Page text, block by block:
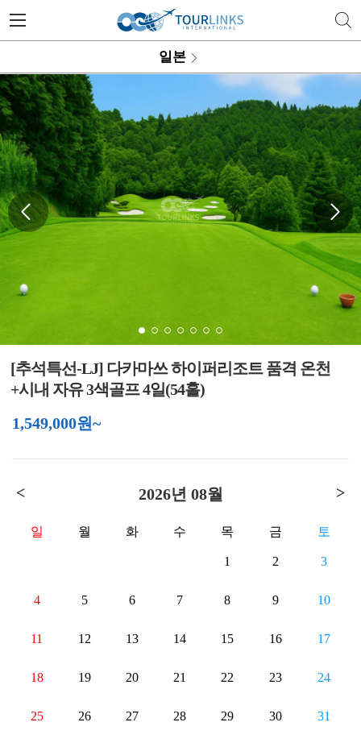
투어링스 | 행복한 골프 여행의
일본
[추석특선-LJ] 다카마쓰 하이퍼리조트 품격 온천
+시내 자유 3색골프 4일(54홀)
1,549,000원~
< 2026년 08월 >
일 월 화 수 목 금 토
1 2 3
4 5 6 7 8 9 10
11 12 13 14 15 16 17
18 19 20 21 22 23 24
25 26 27 28 29 30 31